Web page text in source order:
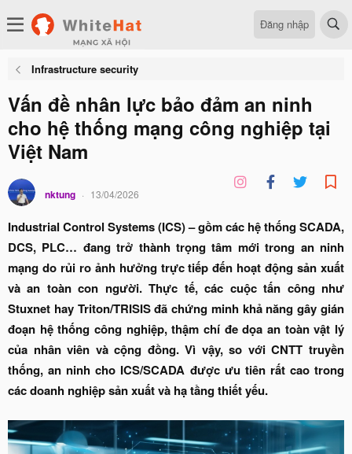
Đăng nhập
Infrastructure security
Vấn đề nhân lực bảo đảm an ninh
cho hệ thống mạng công nghiệp tại
Việt Nam
nktung 13/04/2026
Industrial Control Systems (ICS) – gồm các hệ thống SCADA,
DCS, PLC… đang trở thành trọng tâm mới trong an ninh
mạng do rủi ro ảnh hưởng trực tiếp đến hoạt động sản xuất
và an toàn con người. Thực tế, các cuộc tấn công như
Stuxnet hay Triton/TRISIS đã chứng minh khả năng gây gián
đoạn hệ thống công nghiệp, thậm chí đe dọa an toàn vật lý
của nhân viên và cộng đồng. Vì vậy, so với CNTT truyền
thống, an ninh cho ICS/SCADA được ưu tiên rất cao trong
các doanh nghiệp sản xuất và hạ tầng thiết yếu.